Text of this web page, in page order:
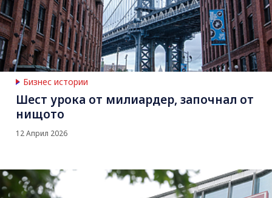
Бизнес истории
Шест урока от милиардер, започнал от
нищото
12 Април 2026